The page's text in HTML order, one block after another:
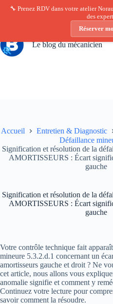
🔧 Prenez RDV dans votre atelier
des
Réserver
au
contenu
Le blog du mécanicien
Accueil Entretien & Diagnostic
Défaillance
Signification et résolution de la
AMORTISSEURS : Écart
gauche
Signification et résolution de la
AMORTISSEURS : Écart
gauche
Votre contrôle technique fait
mineure 5.3.2.d.1 concernant un
amortisseurs gauche et droit ? Ne
cet article, nous allons vous
anomalie signifie et comment y
Continuez votre lecture pour
savoir comment la résoudre.